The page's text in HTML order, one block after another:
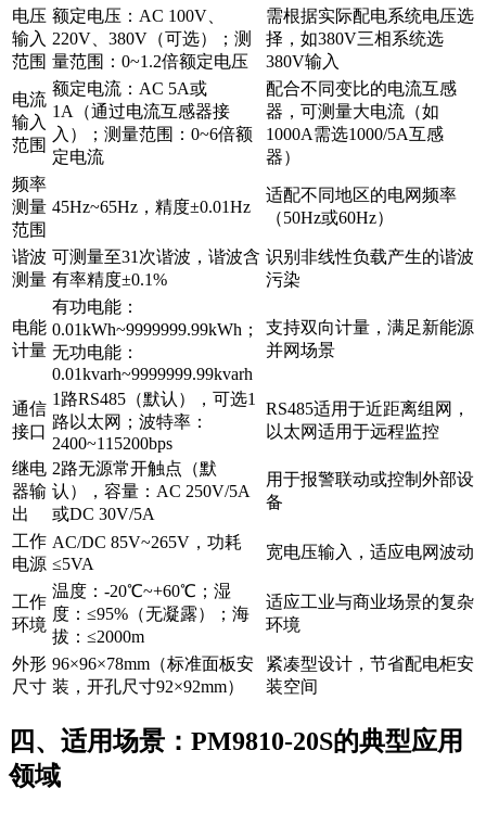
电压
输入
范围
额定电压：AC 100V、
220V、380V（可选）；测
量范围：0~1.2倍额定电压
需根据实际配电系统电压选
择，如380V三相系统选
380V输入
电流
输入
范围
额定电流：AC 5A或
1A（通过电流互感器接
入）；测量范围：0~6倍额
定电流
配合不同变比的电流互感
器，可测量大电流（如
1000A需选1000/5A互感
器）
频率
测量
范围
45Hz~65Hz，精度±0.01Hz
适配不同地区的电网频率
（50Hz或60Hz）
谐波
测量
可测量至31次谐波，谐波含
有率精度±0.1%
识别非线性负载产生的谐波
污染
电能
计量
有功电能：
0.01kWh~9999999.99kWh；
无功电能：
0.01kvarh~9999999.99kvarh
支持双向计量，满足新能源
并网场景
通信
接口
1路RS485（默认），可选1
路以太网；波特率：
2400~115200bps
RS485适用于近距离组网，
以太网适用于远程监控
继电
器输
出
2路无源常开触点（默
认），容量：AC 250V/5A
或DC 30V/5A
用于报警联动或控制外部设
备
工作
电源
AC/DC 85V~265V，功耗
≤5VA
宽电压输入，适应电网波动
工作
环境
温度：-20℃~+60℃；湿
度：≤95%（无凝露）；海
拔：≤2000m
适应工业与商业场景的复杂
环境
外形
尺寸
96×96×78mm（标准面板安
装，开孔尺寸92×92mm）
紧凑型设计，节省配电柜安
装空间
四、适用场景：PM9810-20S的典型应用
领域